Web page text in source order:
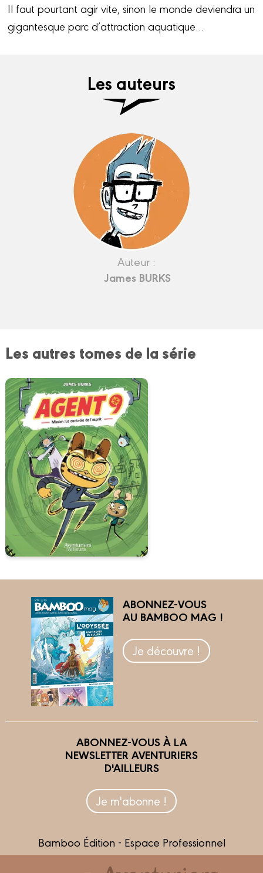
Il faut pourtant agir vite, sinon le monde deviendra un
gigantesque parc d’attraction aquatique…
Les auteurs
Auteur :
James BURKS
Les autres tomes de la série
ABONNEZ-VOUS
AU BAMBOO MAG !
Je découvre !
ABONNEZ-VOUS À LA
NEWSLETTER AVENTURIERS
D'AILLEURS
Je m'abonne !
Bamboo Édition - Espace Professionnel